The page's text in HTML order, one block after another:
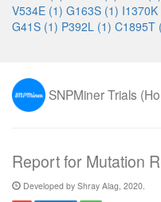
V534E (1) G163S (1) I1370K
G41S (1) P392L (1) C1895T
SNPMiner Trials
Report for Mutation
Developed by Shray Alag, 2020.